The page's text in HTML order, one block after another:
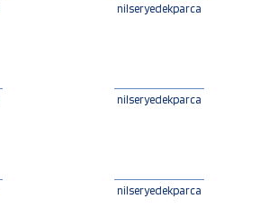
nilseryedekparca
nilseryedekparca
nilseryedekparca